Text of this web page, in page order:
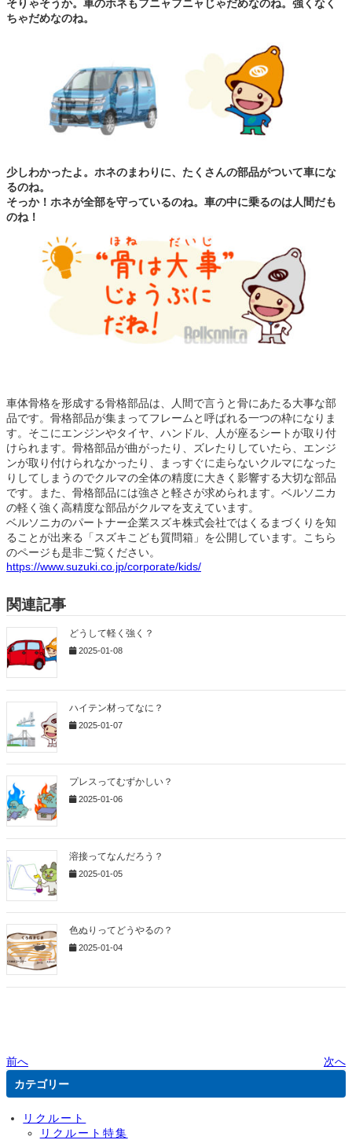
そりゃそうか。車のホネもフニャフニャじゃだめなのね。強くなく
ちゃだめなのね。
少しわかったよ。ホネのまわりに、たくさんの部品がついて車にな
るのね。
そっか！ホネが全部を守っているのね。車の中に乗るのは人間だも
のね！
車体骨格を形成する骨格部品は、人間で言うと骨にあたる大事な部
品です。骨格部品が集まってフレームと呼ばれる一つの枠になりま
す。そこにエンジンやタイヤ、ハンドル、人が座るシートが取り付
けられます。骨格部品が曲がったり、ズレたりしていたら、エンジ
ンが取り付けられなかったり、まっすぐに走らないクルマになった
りしてしまうのでクルマの全体の精度に大きく影響する大切な部品
です。また、骨格部品には強さと軽さが求められます。ベルソニカ
の軽く強く高精度な部品がクルマを支えています。
ベルソニカのパートナー企業スズキ株式会社ではくるまづくりを知
ることが出来る「スズキこども質問箱」を公開しています。こちら
のページも是非ご覧ください。
https://www.suzuki.co.jp/corporate/kids/
関連記事
どうして軽く強く？
2025-01-08
ハイテン材ってなに？
2025-01-07
プレスってむずかしい？
2025-01-06
溶接ってなんだろう？
2025-01-05
色ぬりってどうやるの？
2025-01-04
前へ
次へ
カテゴリー
リクルート
リクルート特集